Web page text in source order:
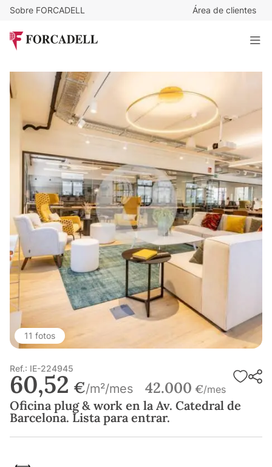
Sobre FORCADELL Área de clientes
Oficina plug & work en la Av. Catedral de Barcelona. Lista
para entrar.
11 fotos
Ref.: IE-224945
60,52 €/m²/mes 42.000 €/mes
Oficina plug & work en la Av. Catedral de
Barcelona. Lista para entrar.